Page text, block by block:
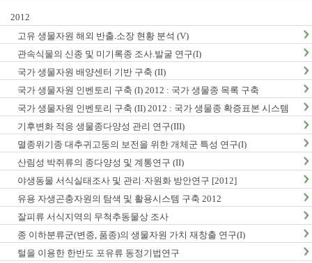
2012
고유 생물자원 해외 반출.소장 현황 분석 (V)
관속식물의 신종 및 미기록종 조사.발굴 연구(I)
국가 생물자원 배양센터 기반 구축 (II)
국가 생물자원 인벤토리 구축 (I) 2012 : 국가 생물종 목록 구축
국가 생물자원 인벤토리 구축 (II) 2012 : 국가 생물종 확증표본 시스템
구축
기후변화 적응 생물종다양성 관리 연구(III)
멸종위기종 대추귀고둥의 보전을 위한 개체군 특성 연구(I)
산림성 박쥐류의 종다양성 및 계통연구 (II)
야생동물 서식실태조사 및 관리·자원화 방안연구 [2012]
유용 자생곤충자원의 탐색 및 활용시스템 구축 2012
잘피류 서식지역의 무척추동물상 조사
종 이하분류군(변종, 품종)의 생물자원 가치 재창출 연구(I)
털을 이용한 한반도 포유류 동정기법연구